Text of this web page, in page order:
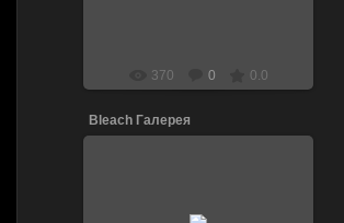
370 0 0.0
Bleach Галерея